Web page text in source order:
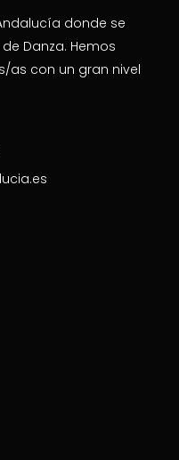
donde se
Danza. Hemos
as con un gran nivel